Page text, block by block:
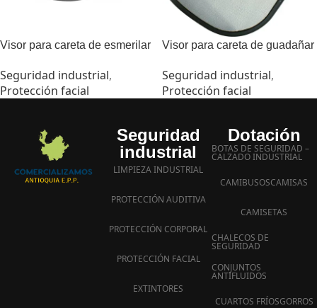
Visor para careta de esmerilar
Seguridad industrial,
Protección facial
Visor para careta de guadañar
Seguridad industrial,
Protección facial
Seguridad
industrial
LIMPIEZA INDUSTRIAL
PROTECCIÓN AUDITIVA
PROTECCIÓN CORPORAL
PROTECCIÓN FACIAL
EXTINTORES
Dotación
BOTAS DE SEGURIDAD –
CALZADO INDUSTRIAL
CAMIBUSOSCAMISAS
CAMISETAS
CHALECOS DE
SEGURIDAD
CONJUNTOS
ANTIFLUIDOS
CUARTOS FRÍOSGORROS